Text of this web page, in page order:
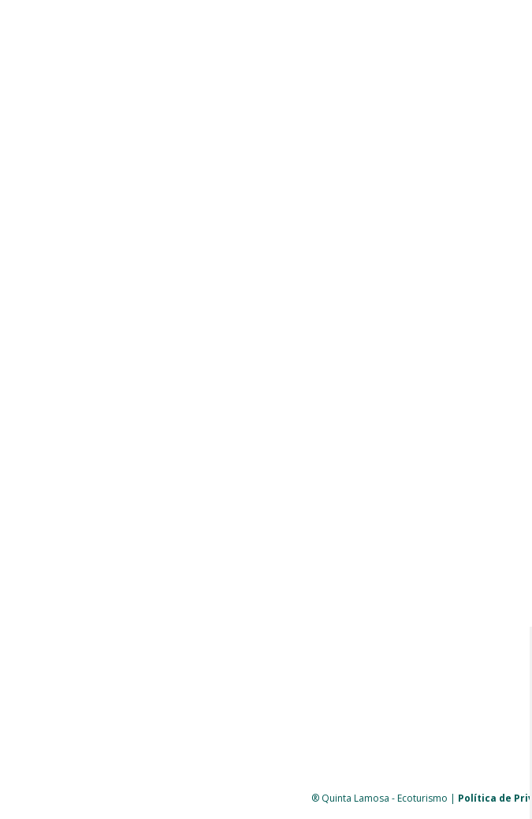
® Quinta Lamosa - Ecoturismo | Política de